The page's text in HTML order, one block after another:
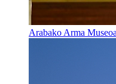
Arabako Arma Museoa